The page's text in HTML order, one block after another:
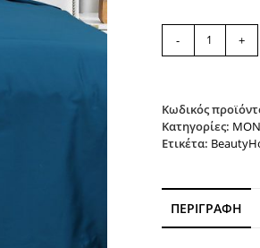
με
λάστιχο
4
12000
- +
Κωδικός
Κατηγορίες:
Ετικέτα:
ΠΕΡΙΓΡΑΦΉ